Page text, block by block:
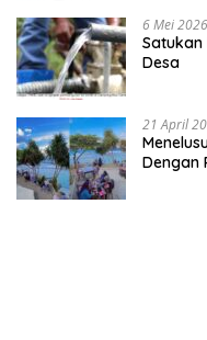
6 Mei 2026
Desa
21 April
Dengan